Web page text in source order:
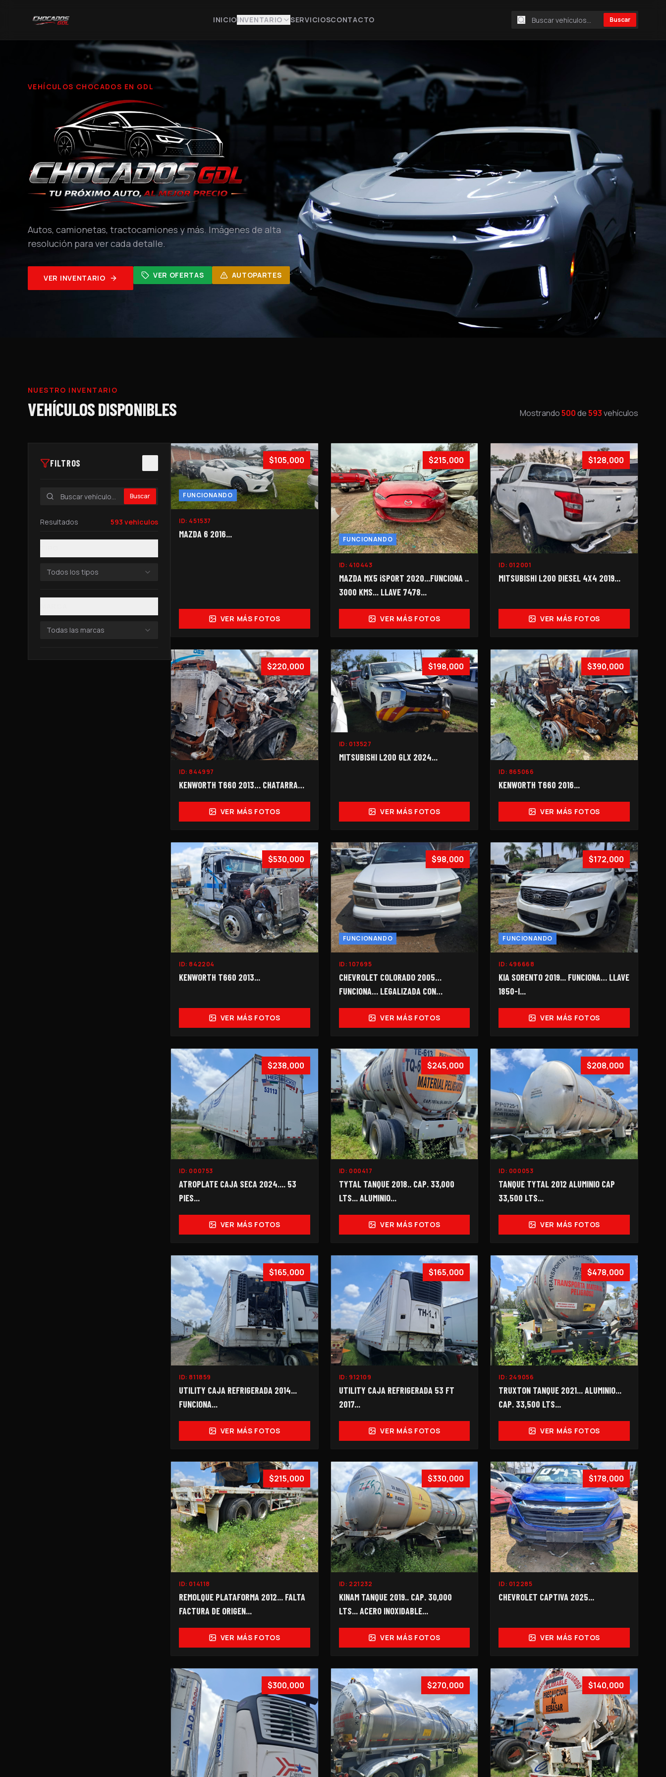
INICIOINVENTARIO SERVICIOSCONTACTO Buscar
VEHÍCULOS CHOCADOS EN GDL
Autos, camionetas, tractocamiones y más. Imágenes de alta
resolución para ver cada detalle.
VER INVENTARIO VER OFERTAS AUTOPARTES
NUESTRO INVENTARIO
VEHÍCULOS DISPONIBLES Mostrando500de593vehículos
FILTROS
Buscar
Resultados 593 vehiculos
Todos los tipos
Todas las marcas
$105,000
FUNCIONANDO
ID: 451537
MAZDA 6 2016...
VER MÁS FOTOS
$215,000
FUNCIONANDO
ID: 410443
MAZDA MX5 iSPORT 2020...FUNCIONA ..
3000 KMS... LLAVE 7478...
VER MÁS FOTOS
$128,000
ID: 012001
MITSUBISHI L200 DIESEL 4X4 2019...
VER MÁS FOTOS
$220,000
ID: 844997
KENWORTH T660 2013… CHATARRA…
VER MÁS FOTOS
$198,000
ID: 013527
MITSUBISHI L200 GLX 2024...
VER MÁS FOTOS
$390,000
ID: 865066
KENWORTH T660 2016...
VER MÁS FOTOS
$530,000
ID: 842204
KENWORTH T660 2013...
VER MÁS FOTOS
$98,000
FUNCIONANDO
ID:107695
CHEVROLET COLORADO 2005…
FUNCIONA… LEGALIZADA CON
PEDIMENTO... 2099-I…
VER MÁS FOTOS
$172,000
FUNCIONANDO
ID: 496668
KIA SORENTO 2019... FUNCIONA… LLAVE
1850-I...
VER MÁS FOTOS
$238,000
ID: 000753
ATROPLATE CAJA SECA 2024.... 53
PIES...
VER MÁS FOTOS
$245,000
ID: 000417
TYTAL TANQUE 2018.. CAP. 33,000
LTS... ALUMINIO...
VER MÁS FOTOS
$208,000
ID: 000053
TANQUE TYTAL 2012 ALUMINIO CAP
33,500 LTS...
VER MÁS FOTOS
$165,000
ID: 811859
UTILITY CAJA REFRIGERADA 2014...
FUNCIONA...
VER MÁS FOTOS
$165,000
ID: 912109
UTILITY CAJA REFRIGERADA 53 FT
2017...
VER MÁS FOTOS
$478,000
ID: 249056
TRUXTON TANQUE 2021... ALUMINIO...
CAP. 33,500 LTS...
VER MÁS FOTOS
$215,000
ID: 014118
REMOLQUE PLATAFORMA 2012... FALTA
FACTURA DE ORIGEN...
VER MÁS FOTOS
$330,000
ID: 221232
KINAM TANQUE 2019.. CAP. 30,000
LTS... ACERO INOXIDABLE...
VER MÁS FOTOS
$178,000
ID: 012285
CHEVROLET CAPTIVA 2025...
VER MÁS FOTOS
$300,000 $270,000 $140,000